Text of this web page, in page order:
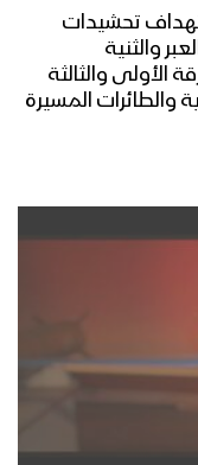
تحشيدات
والثنية
الأولى والثالثة
والطائرات المسيرة